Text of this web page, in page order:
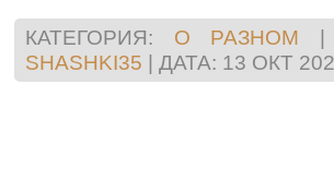
КАТЕГОРИЯ: О РАЗНОМ |
SHASHKI35 | ДАТА: 13 ОКТ